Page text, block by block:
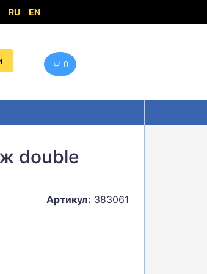
RU EN
0
double
Артикул: 383061